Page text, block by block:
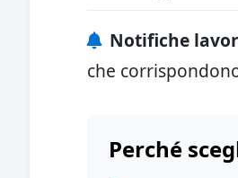
Notifiche
che
Perché